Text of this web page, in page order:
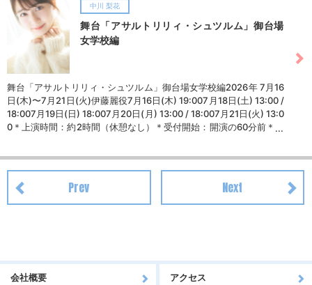
マイド（全7種／ランダム3枚） ■通常版 3,800円（税込） ・本編
映像（DVD）・マネージャー撮影ショートオフショットムービー
（データ）・ブロマイド（全7種／ランダム3枚）■W購入特典 ◎オ
ンライン打ち上げ参加権（限定生配信）◎3名限定！ 1on1ビデオ通
話◎「宏周道中」ステッカー
中川 梨花
舞台「アサルトリリィ・シュツルム」御台場
女学校編
舞台「アサルトリリィ・シュツルム」御台場⼥学校編2026年 7⽉16
⽇(⽊)〜7⽉21⽇(火)伊藤麗役7月16日(木) 19:007月18日(土) 13:00 /
18:007月19日(日) 18:007月20日(月) 13:00 / 18:007月21日(火) 13:0
0＊上演時間：約2時間（休憩なし）＊受付開始：開演の60分前＊客
Prev Next
会社概要 アクセス